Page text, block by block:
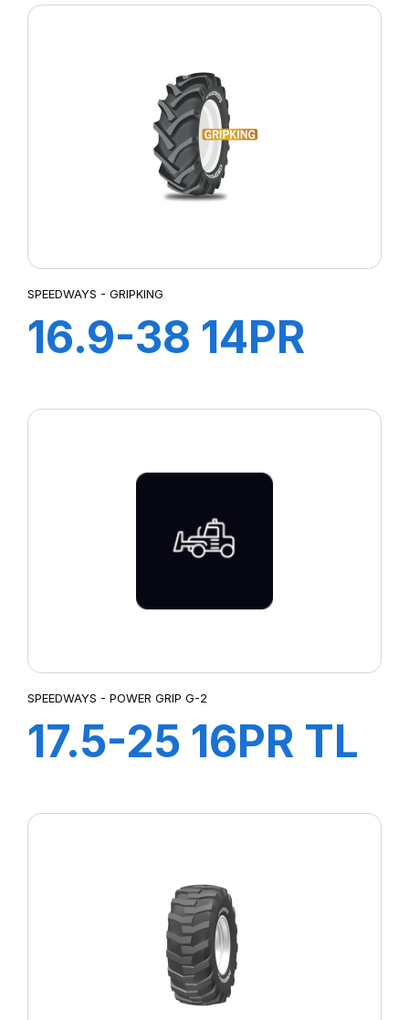
SPEEDWAYS - GRIPKING
16.9-38 14PR
SPEEDWAYS - POWER GRIP G-2
17.5-25 16PR TL